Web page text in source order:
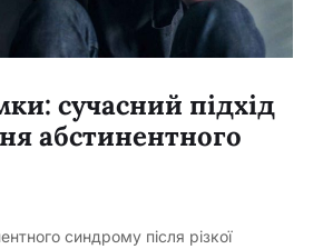
сучасний підхід
абстинентного
синдрому після різкої